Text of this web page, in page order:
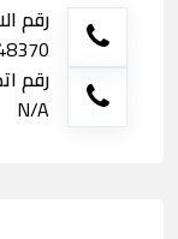
رقم
رقم
N/A